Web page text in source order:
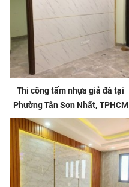
Thi công tấm nhựa giả đá tại
Phường Tân Sơn Nhất, TPHCM